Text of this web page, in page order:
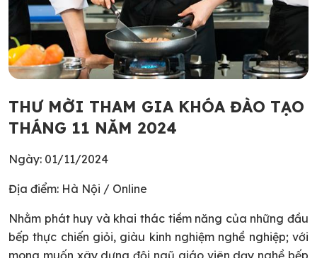
THƯ MỜI THAM GIA KHÓA ĐÀO TẠO
THÁNG 11 NĂM 2024
Ngày: 01/11/2024
Địa điểm: Hà Nội / Online
Nhằm phát huy và khai thác tiềm năng của những đầu
bếp thực chiến giỏi, giàu kinh nghiệm nghề nghiệp; với
mong muốn xây dựng đội ngũ giáo viên dạy nghề bếp